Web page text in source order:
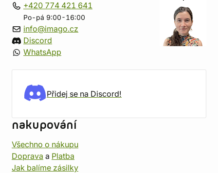
+420 774 421 641
Po-pá 9:00-16:00
info@imago.cz
Discord
WhatsApp
Přidej se na Discord!
nakupování
Všechno o nákupu
Doprava a Platba
Jak balíme zásilky